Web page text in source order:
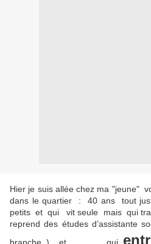
Hier je suis allée chez ma "jeune"
dans le quartier : 40 ans tout
petits et qui vit seule mais qui
reprend des études d’assistante